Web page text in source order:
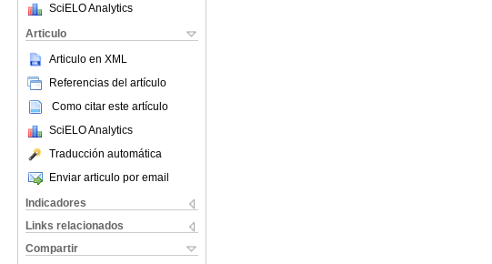
SciELO Analytics
Articulo
Articulo en XML
Referencias del artículo
Como citar este artículo
SciELO Analytics
Traducción automática
Enviar articulo por email
Indicadores
Links relacionados
Compartir